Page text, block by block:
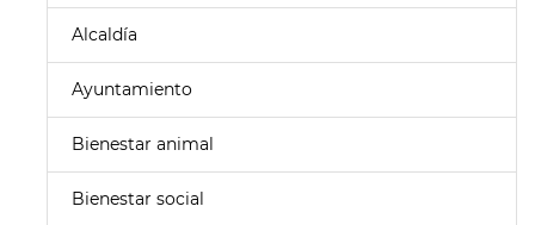
Alcaldía
Ayuntamiento
Bienestar animal
Bienestar social